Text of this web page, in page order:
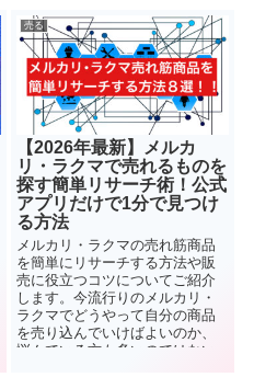
売る
【2026年最新】メルカ
リ・ラクマで売れるものを
探す簡単リサーチ術！公式
アプリだけで1分で見つけ
る方法
メルカリ・ラクマの売れ筋商品
を簡単にリサーチする方法や販
売に役立つコツについてご紹介
します。今流行りのメルカリ・
ラクマでどうやって自分の商品
を売り込んでいけばよいのか、
悩んでいる方も多いのではない